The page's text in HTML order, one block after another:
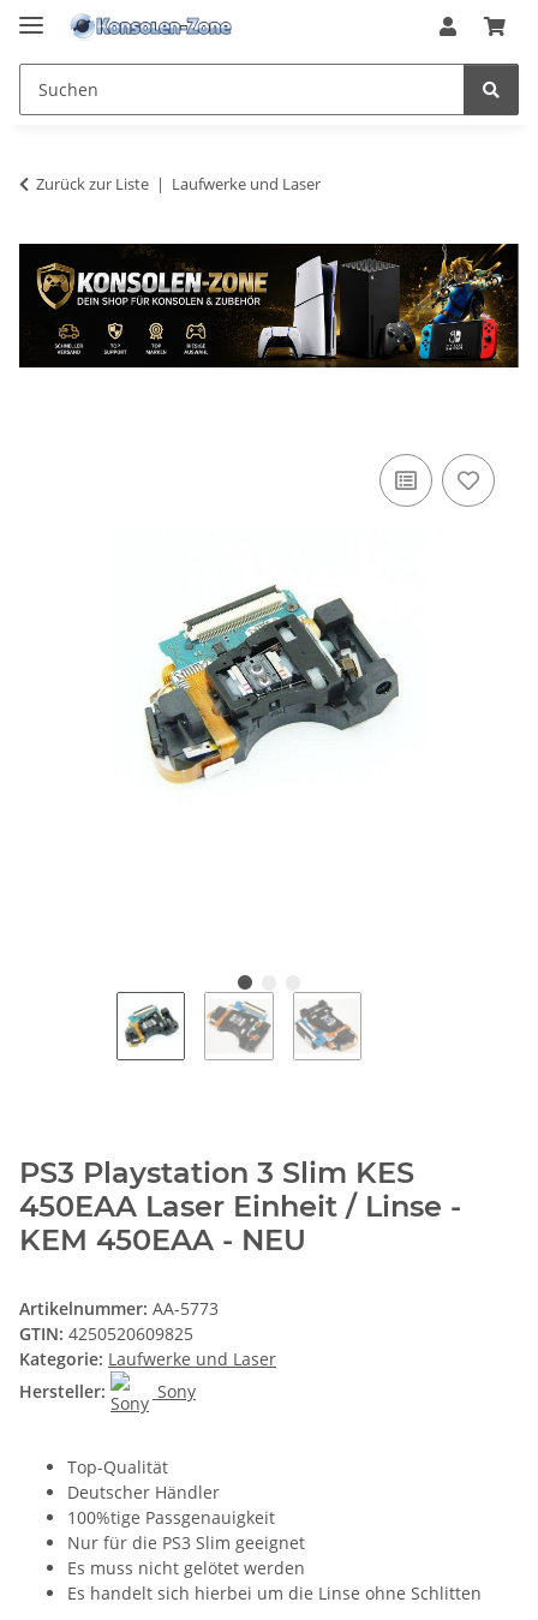
Zurück zur Liste Laufwerke und Laser
PS3 Playstation 3 Slim KES
450EAA Laser Einheit / Linse -
KEM 450EAA - NEU
Artikelnummer: AA-5773
GTIN: 4250520609825
Kategorie: Laufwerke und Laser
Hersteller:
Sony
Top-Qualität
Deutscher Händler
100%tige Passgenauigkeit
Nur für die PS3 Slim geeignet
Es muss nicht gelötet werden
Es handelt sich hierbei um die Linse ohne Schlitten